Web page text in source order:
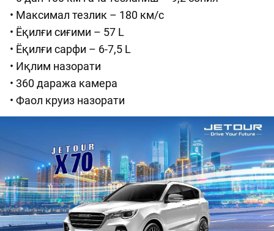
• Максимал тезлик – 180 км/с
• Ёқилғи сиғими – 57 L
• Ёқилғи сарфи – 6-7,5 L
• Иқлим назорати
• 360 даража камера
• Фаол круиз назорати